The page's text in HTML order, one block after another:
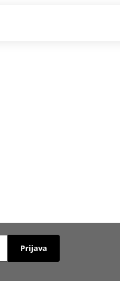
Prijava